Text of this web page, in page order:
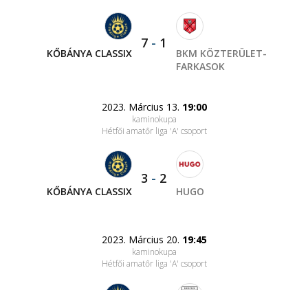
KŐBÁNYA CLASSIX
7 - 1
BKM KÖZTERÜLET-
FARKASOK
2023. Március 13. 19:00
kaminokupa
Hétfői amatőr liga 'A' csoport
KŐBÁNYA CLASSIX
3 - 2
HUGO
2023. Március 20. 19:45
kaminokupa
Hétfői amatőr liga 'A' csoport